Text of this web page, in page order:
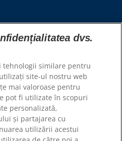
Inc.
în prezentul document, indică
înregistrată numai în
înregistrare în alte zone geografice
acestui site este supusă
dvs.
tehnologii similare pentru
site-ul nostru web
mai valoroase pentru
pot fi utilizate în scopuri
personalizată,
și partajarea cu
utilizării acestui